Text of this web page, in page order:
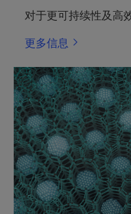
对于更可持续性及高
更多信息